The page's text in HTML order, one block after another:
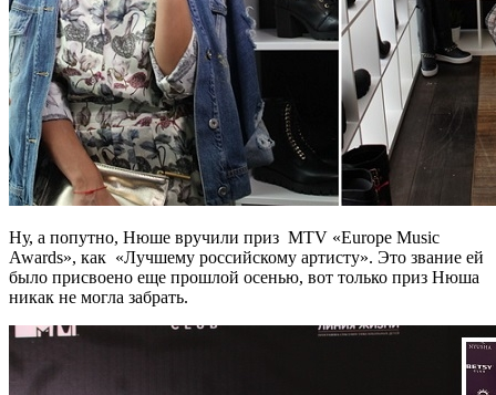
Ну, а попутно, Нюше вручили приз MTV «Europe Music
Awards», как «Лучшему российскому артисту». Это звание ей
было присвоено еще прошлой осенью, вот только приз Нюша
никак не могла забрать.